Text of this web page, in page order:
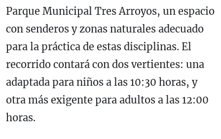
Parque Municipal Tres Arroyos, un espacio
con senderos y zonas naturales adecuado
para la práctica de estas disciplinas. El
recorrido contará con dos vertientes: una
adaptada para niños a las 10:30 horas, y
otra más exigente para adultos a las 12:00
horas.